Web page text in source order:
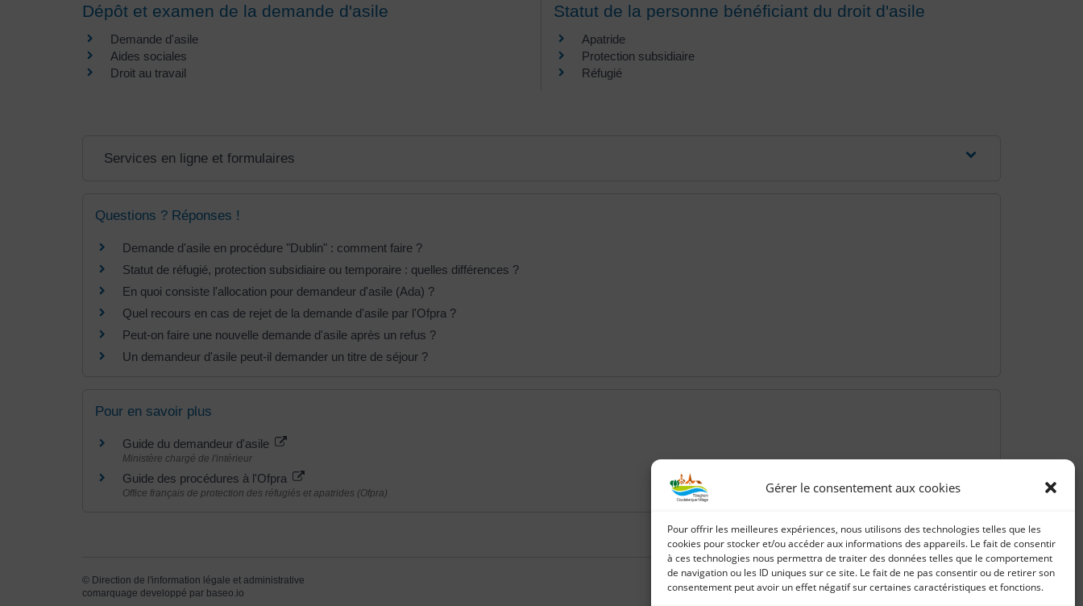
Gérer le consentement aux cookies
Pour offrir les meilleures expériences, nous utilisons des technologies telles que les
cookies pour stocker et/ou accéder aux informations des appareils. Le fait de consentir
à ces technologies nous permettra de traiter des données telles que le comportement
de navigation ou les ID uniques sur ce site. Le fait de ne pas consentir ou de retirer son
consentement peut avoir un effet négatif sur certaines caractéristiques et fonctions.
Dépôt et examen de la demande d'asile
Demande d'asile
Aides sociales
Droit au travail
Statut de la personne bénéficiant du droit d'asile
Apatride
Protection subsidiaire
Réfugié
Services en ligne et formulaires
Questions ? Réponses !
Demande d'asile en procédure "Dublin" : comment faire ?
Statut de réfugié, protection subsidiaire ou temporaire : quelles différences ?
En quoi consiste l'allocation pour demandeur d'asile (Ada) ?
Quel recours en cas de rejet de la demande d'asile par l'Ofpra ?
Peut-on faire une nouvelle demande d'asile après un refus ?
Un demandeur d'asile peut-il demander un titre de séjour ?
Pour en savoir plus
Guide du demandeur d'asile
Ministère chargé de l'intérieur
Guide des procédures à l'Ofpra
Office français de protection des réfugiés et apatrides (Ofpra)
© Direction de l'information légale et administrative
comarquage developpé par baseo.io